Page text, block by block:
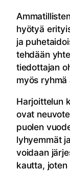
hyötyä
ja
tehdään
tiedottajan
myös ryhmä
Harjoittelun
ovat
puolen
lyhyemmät
voidaan
kautta, joten